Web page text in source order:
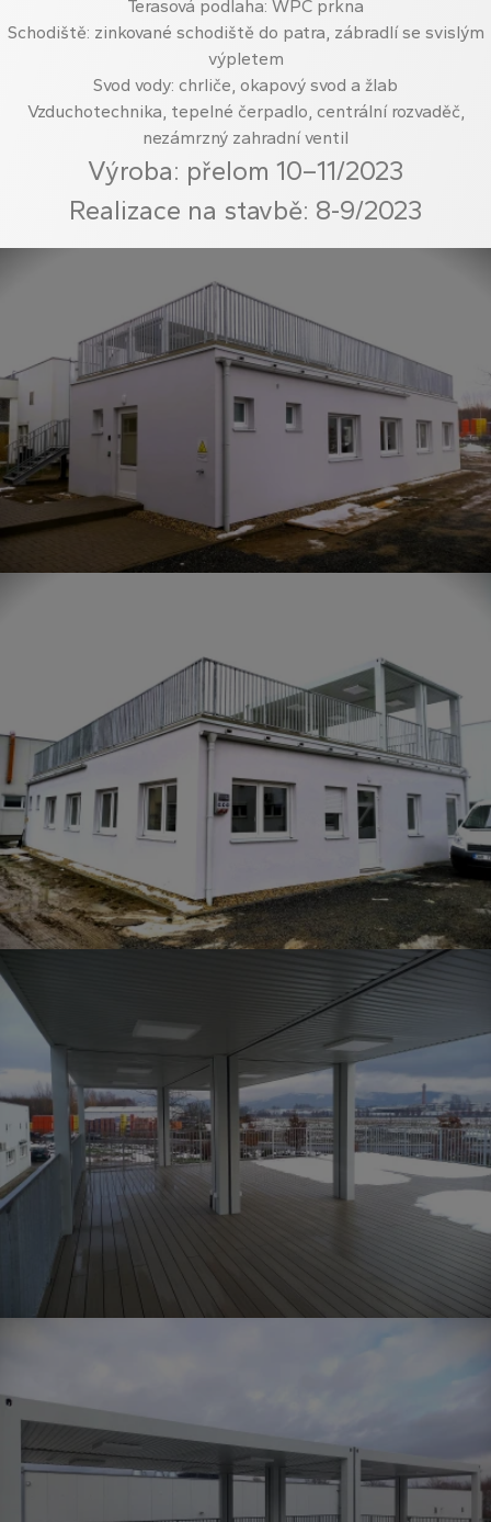
Terasová podlaha: WPC prkna
Schodiště: zinkované schodiště do patra, zábradlí se svislým
výpletem
Svod vody: chrliče, okapový svod a žlab
Vzduchotechnika, tepelné čerpadlo, centrální rozvaděč,
nezámrzný zahradní ventil
Výroba: přelom 10–11/2023
Realizace na stavbě: 8-9/2023